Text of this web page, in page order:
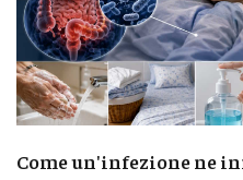
Come un'infezione ne